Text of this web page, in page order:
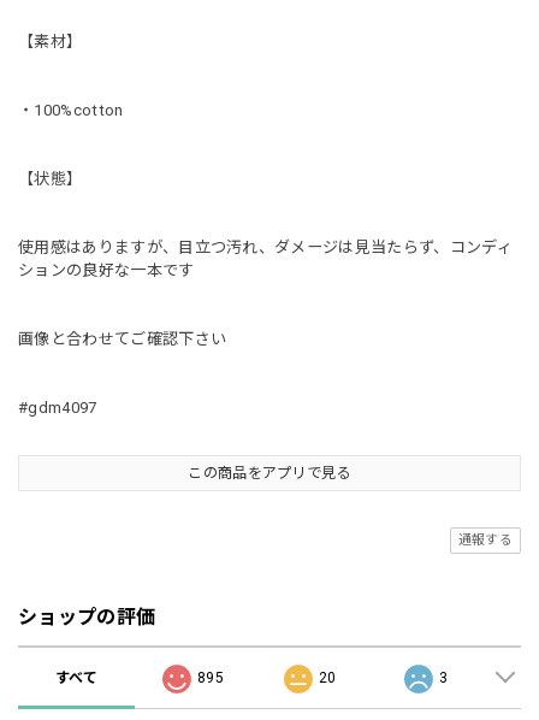
【素材】
・100%cotton
【状態】
使用感はありますが、目立つ汚れ、ダメージは見当たらず、コンディ
ションの良好な一本です
画像と合わせてご確認下さい
#gdm4097
この商品をアプリで見る
通報する
ショップの評価
すべて 895 20 3